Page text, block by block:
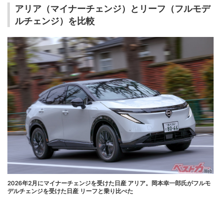
アリア（マイナーチェンジ）とリーフ（フルモデ
ルチェンジ）を比較
2026年2月にマイナーチェンジを受けた日産 アリア。岡本幸一郎氏がフルモ
デルチェンジを受けた日産 リーフと乗り比べた